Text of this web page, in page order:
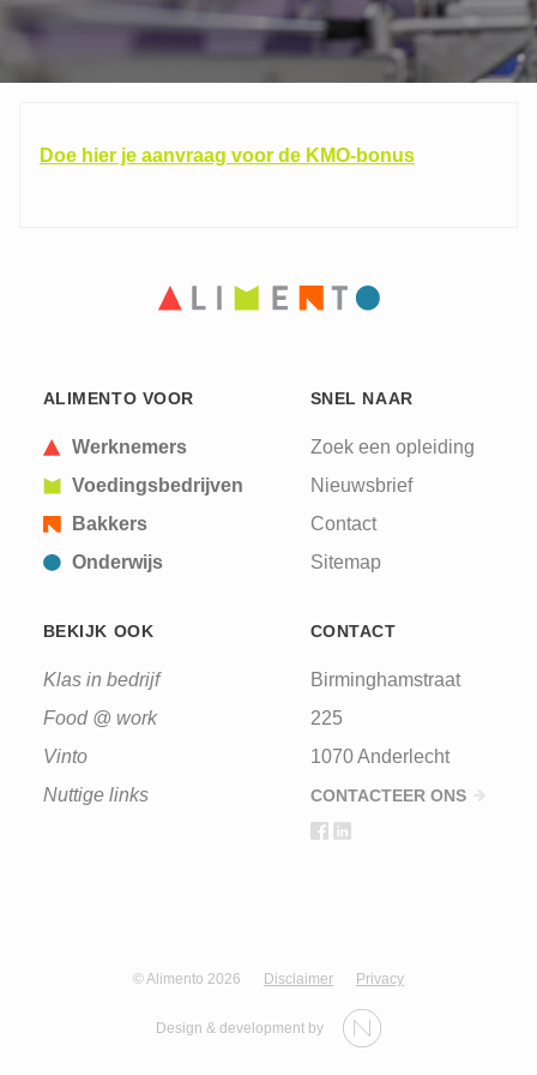
Doe hier je aanvraag voor de KMO-bonus
ALIMENTO VOOR
Werknemers
Voedingsbedrijven
Bakkers
Onderwijs
SNEL NAAR
Zoek een opleiding
Nieuwsbrief
Contact
Sitemap
BEKIJK OOK
Klas in bedrijf
Food @ work
Vinto
Nuttige links
CONTACT
Birminghamstraat
225
1070 Anderlecht
CONTACTEER ONS
© Alimento 2026 Disclaimer Privacy
Design & development by